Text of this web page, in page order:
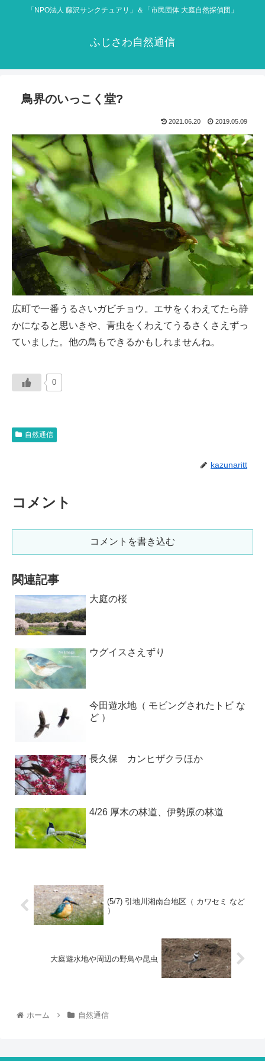
「NPO法人 藤沢サンクチュアリ」＆「市民団体 大庭自然探偵団」
ふじさわ自然通信
鳥界のいっこく堂?
2021.06.20 2019.05.09
広町で一番うるさいガビチョウ。エサをくわえてたら静
かになると思いきや、青虫をくわえてうるさくさえずっ
ていました。他の鳥もできるかもしれませんね。
0
自然通信
kazunaritt
コメント
コメントを書き込む
関連記事
大庭の桜
ウグイスさえずり
今田遊水地（ モビングされたトビ な
ど ）
長久保 カンヒザクラほか
4/26 厚木の林道、伊勢原の林道
(5/7) 引地川湘南台地区（ カワセミ など
）
大庭遊水地や周辺の野鳥や昆虫
ホーム 自然通信